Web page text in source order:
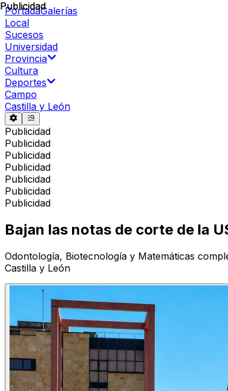
PortadaGalerías
Local
Sucesos
Universidad
Provincia
Cultura
Deportes
Campo
Castilla y León
Publicidad
Publicidad
Publicidad
Publicidad
Publicidad
Publicidad
Publicidad
Publicidad
Bajan las notas de corte de la
Odontología, Biotecnología y Matemáticas
Castilla y León
Publicidad